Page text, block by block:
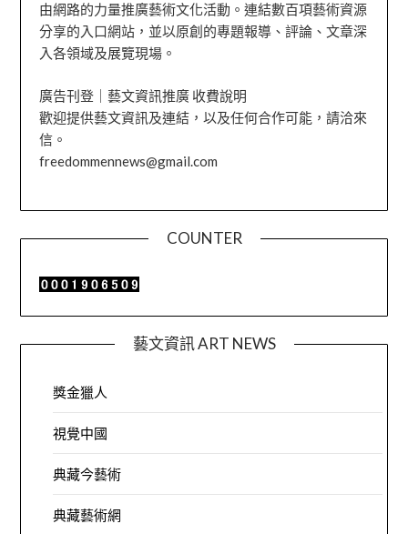
由網路的力量推廣藝術文化活動。連結數百項藝術資源
分享的入口網站，並以原創的專題報導、評論、文章深
入各領域及展覽現場。
廣告刊登｜藝文資訊推廣 收費說明
歡迎提供藝文資訊及連結，以及任何合作可能，請洽來
信。
freedommennews@gmail.com
COUNTER
藝文資訊 ART NEWS
獎金獵人
視覺中國
典藏今藝術
典藏藝術網